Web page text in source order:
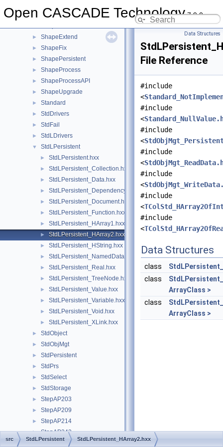
Open CASCADE Technology7.9.0
ShapeConstruct
► ShapeExtend
► ShapeFix
► ShapePersistent
► ShapeProcess
► ShapeProcessAPI
► ShapeUpgrade
► Standard
► StdDrivers
► StdFail
► StdLDrivers
▼ StdLPersistent
► StdLPersistent.hxx
► StdLPersistent_Collection.hxx
► StdLPersistent_Data.hxx
► StdLPersistent_Dependency.hxx
► StdLPersistent_Document.hxx
► StdLPersistent_Function.hxx
► StdLPersistent_HArray1.hxx
► StdLPersistent_HArray2.hxx
► StdLPersistent_HString.hxx
► StdLPersistent_NamedData.hxx
► StdLPersistent_Real.hxx
► StdLPersistent_TreeNode.hxx
► StdLPersistent_Value.hxx
► StdLPersistent_Variable.hxx
► StdLPersistent_Void.hxx
► StdLPersistent_XLink.hxx
► StdObject
► StdObjMgt
► StdPersistent
► StdPrs
► StdSelect
► StdStorage
► StepAP203
► StepAP209
► StepAP214
► StepAP242
► StepBasic
Data Structures
File Reference
#include
<
#include
<
#include
<
#include
<
#include
<
#include
<
#include
<
Data Structures
class
class
ArrayClass >
class
ArrayClass >
src StdLPersistent StdLPersistent_HArray2.hxx